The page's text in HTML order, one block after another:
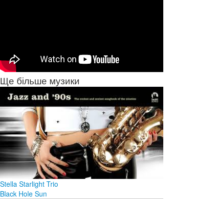
Ще більше музики
Stella Starlight Trio
Black Hole Sun